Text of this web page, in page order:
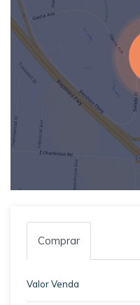
Comprar
Valor Venda